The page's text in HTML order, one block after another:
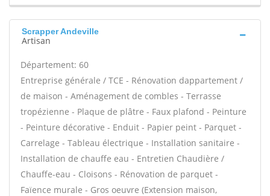
Scrapper Andeville
Artisan
Département: 60
Entreprise générale / TCE - Rénovation dappartement /
de maison - Aménagement de combles - Terrasse
tropézienne - Plaque de plâtre - Faux plafond - Peinture
- Peinture décorative - Enduit - Papier peint - Parquet -
Carrelage - Tableau électrique - Installation sanitaire -
Installation de chauffe eau - Entretien Chaudière /
Chauffe-eau - Cloisons - Rénovation de parquet -
Faïence murale - Gros oeuvre (Extension maison,